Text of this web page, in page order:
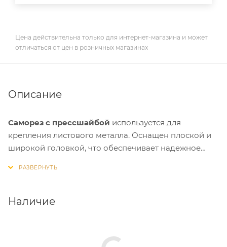
Цена действительна только для интернет-магазина и может
отличаться от цен в розничных магазинах
Описание
Саморез с прессшайбой используется для
крепления листового металла. Оснащен плоской и
широкой головкой, что обеспечивает надежное
элементов, стальных тонкостенных профилей.
электроинструмента (шуруповерта).
Наличие